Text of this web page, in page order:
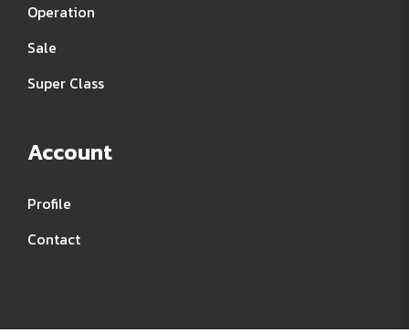
Operation
Sale
Super Class
Account
Profile
Contact